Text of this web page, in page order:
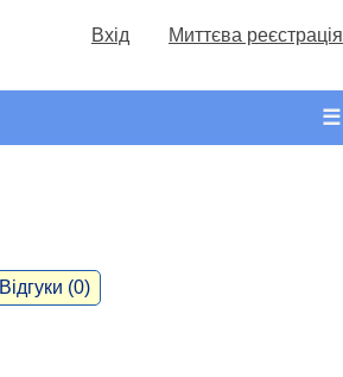
Вхід Миттєва реєстрація
☰
Відгуки (0)